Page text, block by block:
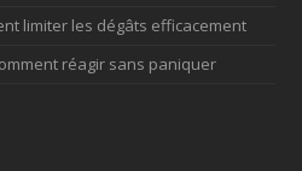
limiter les dégâts efficacement
réagir sans paniquer